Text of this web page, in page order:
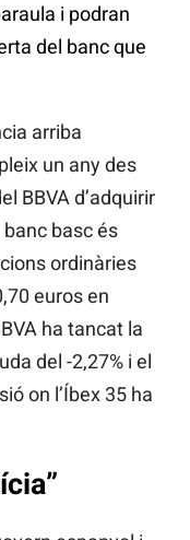
i podran
del banc que
arriba
un any des
BBVA d’adquirir
banc basc és
ordinàries
euros en
ha tancat la
del -2,27% i el
on l’Íbex 35 ha